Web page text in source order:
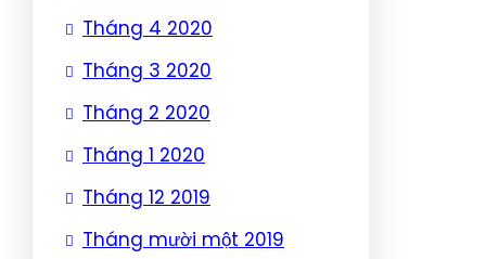
Tháng 4 2020
Tháng 3 2020
Tháng 2 2020
Tháng 1 2020
Tháng 12 2019
Tháng mười một 2019